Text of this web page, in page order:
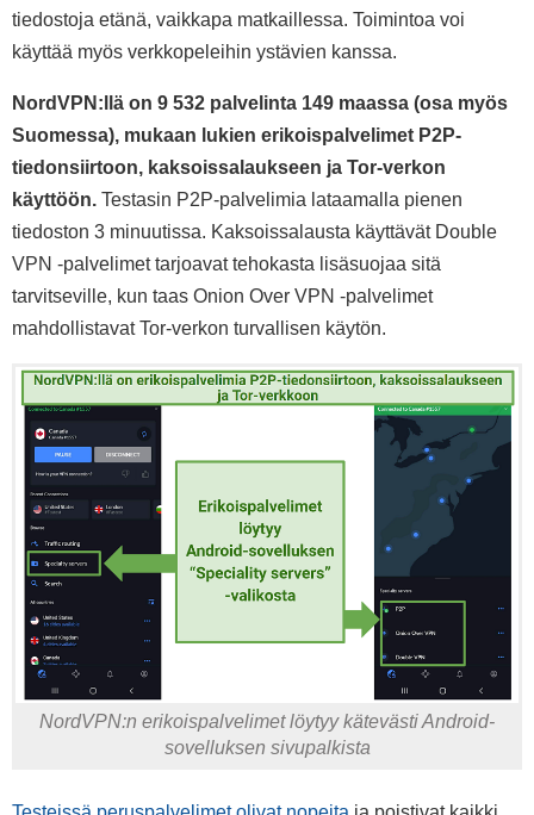
tiedostoja etänä, vaikkapa matkaillessa. Toimintoa voi
käyttää myös verkkopeleihin ystävien kanssa.
NordVPN:llä on 9 532 palvelinta 149 maassa (osa myös
Suomessa), mukaan lukien erikoispalvelimet P2P-
tiedonsiirtoon, kaksoissalaukseen ja Tor-verkon
käyttöön. Testasin P2P-palvelimia lataamalla pienen
tiedoston 3 minuutissa. Kaksoissalausta käyttävät Double
VPN -palvelimet tarjoavat tehokasta lisäsuojaa sitä
tarvitseville, kun taas Onion Over VPN -palvelimet
mahdollistavat Tor-verkon turvallisen käytön.
NordVPN:n erikoispalvelimet löytyy kätevästi Android-
sovelluksen sivupalkista